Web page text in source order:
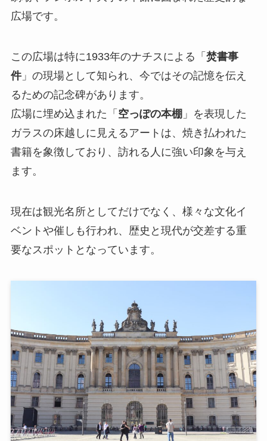
広場です。
この広場は特に1933年のナチスによる「 焚書事
件」の現場として知られ、今ではその記憶を伝え
るための記念碑があります。
広場に埋め込まれた「 空っぽの本棚 」を表現した
ガラスの床越しに見えるアートは、焼き払われた
書籍を象徴しており、訪れる人に強い印象を与え
ます。
現在は観光名所としてだけでなく、様々な文化イ
ベントや催しも行われ、歴史と現代が交差する重
要なスポットとなっています。